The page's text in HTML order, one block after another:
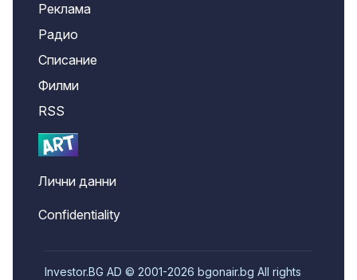
Реклама
Радио
Списание
Филми
RSS
Лични данни
Confidentiality
Investor.BG AD © 2001-2026 bgonair.bg All rights